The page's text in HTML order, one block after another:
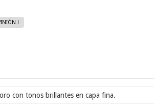
!
con tonos brillantes en capa fina.